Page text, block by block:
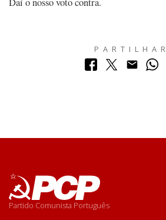
PARTILHAR
Partido Comunista Português